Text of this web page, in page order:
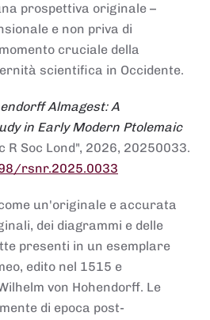
prospettiva originale –
e non priva di
cruciale della
scientifica in Occidente.
Almagest: A
in Early Modern Ptolemaic
R Soc Lond", 2026, 20250033.
rsnr.2025.0033
un'originale e accurata
dei diagrammi e delle
presenti in un esemplare
edito nel 1515 e
von Hohendorff. Le
di epoca post-